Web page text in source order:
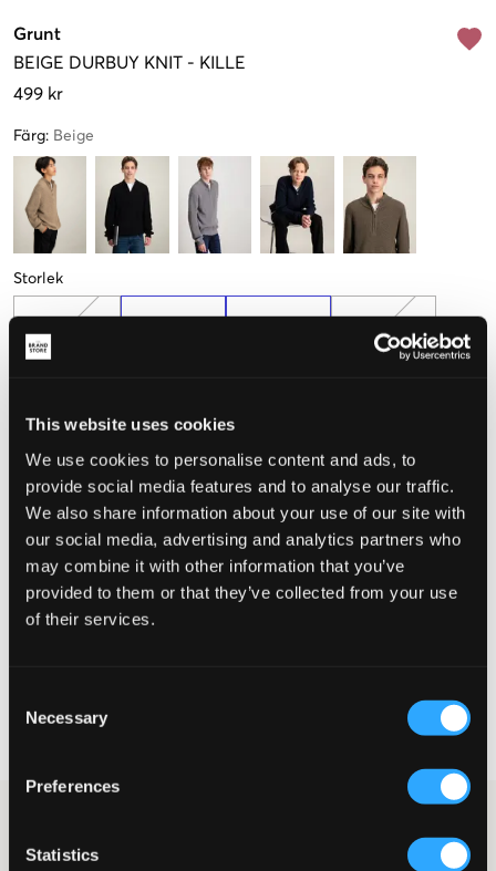
This website uses cookies
We use cookies to personalise content and ads, to
provide social media features and to analyse our traffic.
We also share information about your use of our site with
our social media, advertising and analytics partners who
may combine it with other information that you’ve
provided to them or that they’ve collected from your use
of their services.
Selection
Necessary
Preferences
Statistics
Grunt
BEIGE DURBUY KNIT - KILLE
499 kr
Färg: Beige
Storlek
Upplevd storlek
Liten Perfekt Stor
STORLEKSGUIDE
Fri frakt
Öppet köpi 60 dagar
passformen är normal. Detta är ett av de mest trendiga
plaggen inför höst-och vinter.